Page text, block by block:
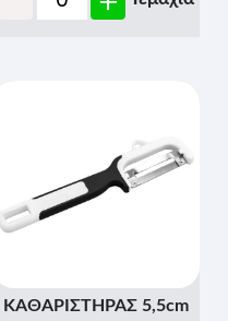
ΚΑΘΑΡΙΣΤΗΡΑΣ 5,5cm